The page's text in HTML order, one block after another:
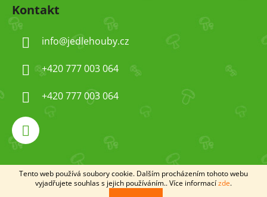
Tento web používá soubory cookie. Dalším procházením tohoto webu
vyjadřujete souhlas s jejich používáním.. Více informacízde.
Kontakt
info@jedlehouby.cz
+420 777 003 064
+420 777 003 064
Vytvořil Shoptet